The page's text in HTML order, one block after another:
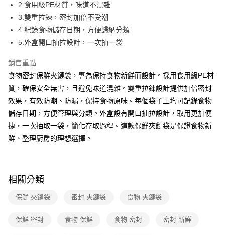
免運費
常溫-付款後全家取貨
免運費
2.食用級PE材質，味道不混雜
3.雙重拉鍊，密封加倍不受潮
4.紀錄食物儲存日期，方便歸納分類
5.外盒開口抽拉設計，一次抽一袋
銷售重點
食物密封保鮮夾鏈袋，專為保持食物新鮮而設計。採用食用級PE材
質，確保安全無害，且避免味道混雜。雙重拉鍊設計提供加倍密封
效果，有效防潮、防漏，保持食物原味。每個袋子上均可記錄食物
儲存日期，方便管理與分類。外盒設有開口抽拉設計，取用更加便
捷，一次抽取一袋，簡化存取過程。這款保鮮夾鏈袋是保證食物新
鮮、整理廚房的理想選擇。
相關分類
保鮮 夾鏈袋 密封 夾鏈袋 食物 夾鏈袋
保鮮 密封 食物 保鮮 食物 密封 密封 新鮮